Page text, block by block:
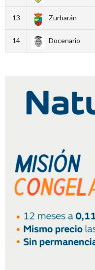
13 Zurbarán
14 Docenario